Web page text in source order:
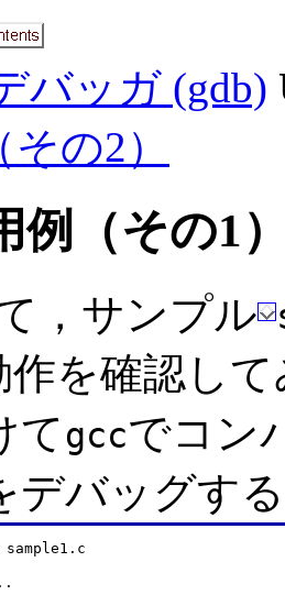
バッガ (gdb)
の2）
例（その1
，サンプル
作を確認し
てgccでコン
デバッグす
sample1.c